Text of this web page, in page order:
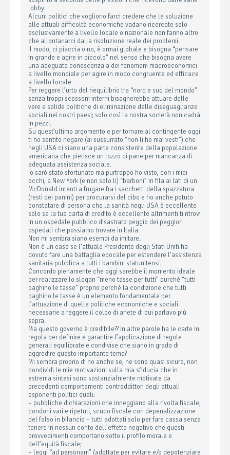
lobby.
Alcuni politici che vogliono farci credere che le soluzione
alle attuali difficoltà economiche vadano ricercate solo
esclusivamente a livello locale o nazionale non fanno altro
che allontanarci dalla risoluzione reale dei problemi.
Il modo, ci piaccia o no, è ormai globale e bisogna “pensare
in grande e agire in piccolo” nel senso che bisogna avere
una adeguata conoscenza a dei fenomeni macroeconomici
a livello mondiale per agire in modo congruente ed efficace
a livello locale.
Per reggere l’urto del riequilibrio tra “nord e sud del mondo”
senza troppi scossoni interni bisognerebbe attuare delle
vere e solide politiche di eliminazione delle diseguaglianze
sociali nei nostri paesi; solo così la nostra società non cadrà
in pezzi.
Su quest’ultimo argomento e per tornare al contingente oggi
ti ho sentito negare (ai sussurrato “non li ho mai vesti”) che
negli USA ci siano una parte consistente della popolazione
americana che pietisce un tozzo di pane per mancanza di
adeguata assistenza sociale.
Io sarò stato sfortunato ma purtroppo ho visto, con i miei
occhi, a New York (e non solo li) “barboni” in fila ai lati di un
McDonald intenti a frugare fra i sacchetti della spazzatura
(resti dei panini) per procurarsi del cibo e ho anche potuto
constatare di persona che la sanità negli USA è eccellente
solo se la tua carta di credito è eccellente altrimenti ti ritrovi
in un ospedale pubblico disastrato peggio dei peggiori
ospedali che possiamo trovare in Italia.
Non mi sembra siano esempi da imitare.
Non è un caso se l’attuale Presidente degli Stati Uniti ha
dovuto fare una battaglia epocale per estendere l’assistenza
sanitaria pubblica a tutti i bambini statunitensi.
Concordo pienamente che oggi sarebbe il momento ideale
per realizzare lo slogan “meno tasse per tutti” purché “tutti
paghino le tasse” proprio perché la condizione che tutti
paghino le tasse è un elemento fondamentale per
l’attuazione di quelle politiche economiche e sociali
necessarie a reggere il colpo di ariete di cui parlavo più
sopra.
Ma questo governo è credibile?? In altre parole ha le carte in
regola per definire e garantire l’applicazione di regole
generali equilibrate e condivise che siano in grado di
aggredire questo importante tema?
Mi sembra proprio di no anche se, ne sono quasi sicuro, non
condividi le mie motivazioni sulla mia sfiducia che in
estrema sintesi sono sostanzialmente motivate da
precedenti comportamenti contraddittori degli attuali
esponenti politici quali:
– pubbliche dichiarazioni che inneggiano alla rivolta fiscale,
condoni vari e ripetuti, scudo fiscale con depenalizzazione
del falso in bilancio – tutti adottati solo per fare cassa senza
tenere in nessun conto dell’effetto negativo che questi
provvedimenti comportano sotto il profilo morale e
dell’equità fiscale;
– leggi “ad personam” (adottate per evitare e/o depotenziare